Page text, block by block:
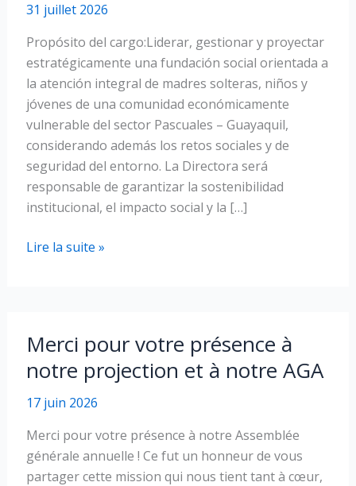
31 juillet 2026
Propósito del cargo:Liderar, gestionar y proyectar
estratégicamente una fundación social orientada a
la atención integral de madres solteras, niños y
jóvenes de una comunidad económicamente
vulnerable del sector Pascuales – Guayaquil,
considerando además los retos sociales y de
seguridad del entorno. La Directora será
responsable de garantizar la sostenibilidad
institucional, el impacto social y la […]
OFERTA
GENERAL
DE
FUNDACIÓN
ROSALÍA
CADRÓN
Lire la suite »
Merci pour votre présence à
notre projection et à notre AGA
17 juin 2026
Merci pour votre présence à notre Assemblée
générale annuelle ! Ce fut un honneur de vous
partager cette mission qui nous tient tant à cœur,